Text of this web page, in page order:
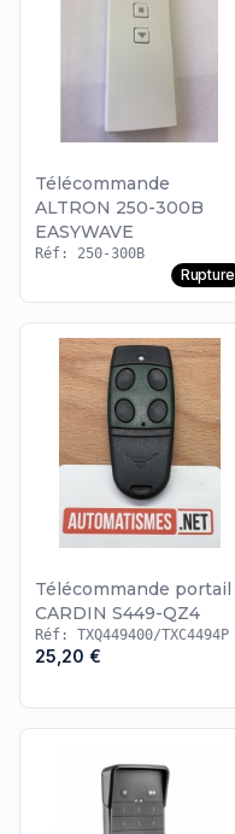
Télécommande
ALTRON 250-300B
EASYWAVE
Réf: 250-300B
Rupture
Télécommande portail
CARDIN S449-QZ4
Réf: TXQ449400/TXC4494P
25,20 €